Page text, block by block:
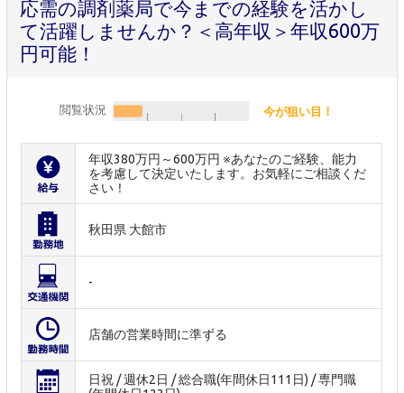
応需の調剤薬局で今までの経験を活かし
て活躍しませんか？＜高年収＞年収600万
円可能！
閲覧状況 今が狙い目！
年収380万円～600万円 ※あなたのご経験、能力
を考慮して決定いたします。お気軽にご相談くだ
さい！
秋田県 大館市
-
店舗の営業時間に準ずる
日祝 / 週休2日 / 総合職(年間休日111日) / 専門職